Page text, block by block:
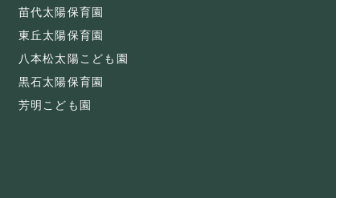
苗代太陽保育園
東丘太陽保育園
八本松太陽こども園
黒石太陽保育園
芳明こども園